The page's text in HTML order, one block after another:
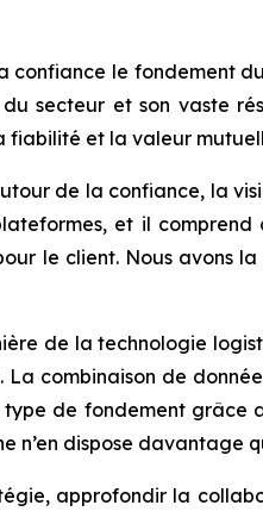
confiance le fondement
secteur et son vaste
fiabilité et la valeur
de la confiance, la
et il comprend
le client. Nous avons la
de la technologie
combinaison de
de fondement grâce
n’en dispose davantage
approfondir la